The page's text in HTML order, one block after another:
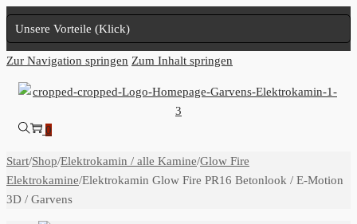
Unsere Vorteile (Klick)
Zur Navigation springen Zum Inhalt springen
0
Start/Shop/Elektrokamin / alle Kamine/Glow Fire
Elektrokamine/Elektrokamin Glow Fire PR16 Betonlook / E-Motion
3D / Garvens